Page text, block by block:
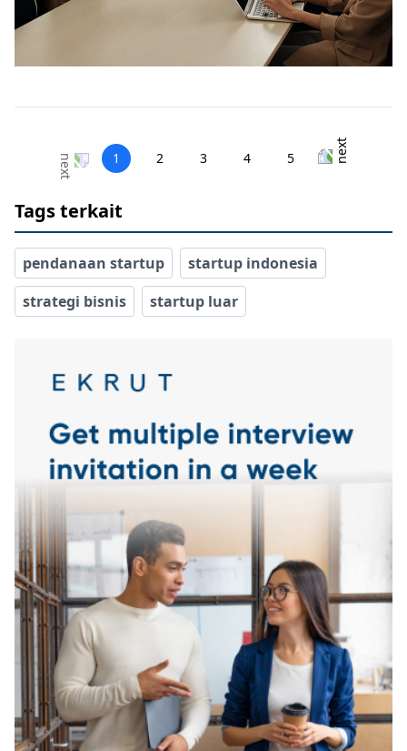
1 2 3 4 5
Tags terkait
pendanaan startup
startup indonesia
strategi bisnis
startup luar